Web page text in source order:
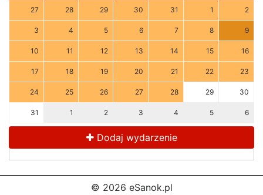
27 28 29 30 31 1 2
3 4 5 6 7 8 9
10 11 12 13 14 15 16
17 18 19 20 21 22 23
24 25 26 27 28 29 30
31 1 2 3 4 5 6
Dodaj wydarzenie
© 2026 eSanok.pl